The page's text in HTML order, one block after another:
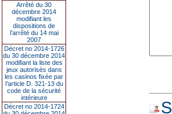
Arrêté du 30
décembre 2014
modifiant les
dispositions de
l’arrêté du 14 mai
2007
Décret no 2014-1726
du 30 décembre 2014
modifiant la liste des
jeux autorisés dans
les casinos fixée par
l’article D. 321-13 du
code de la sécurité
intérieure
Décret no 2014-1724